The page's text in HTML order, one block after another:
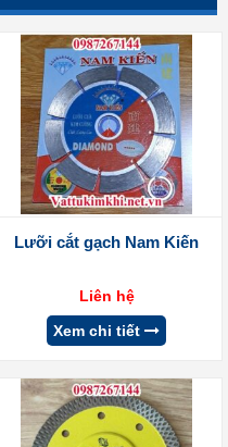
Lưỡi cắt gạch Nam Kiến
Liên hệ
Xem chi tiết